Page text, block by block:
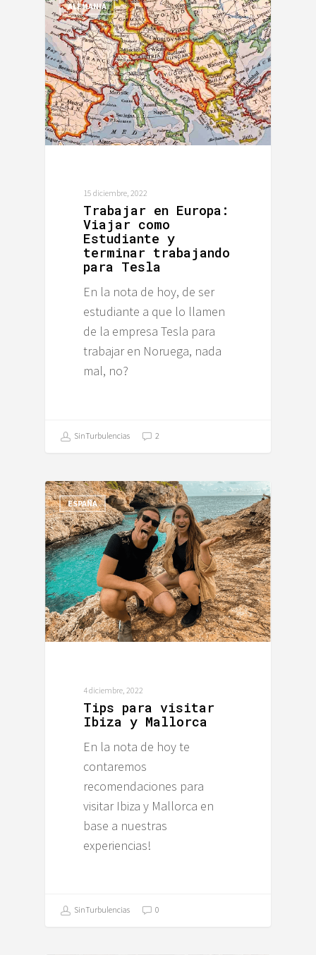
ALEMANIA
15 diciembre, 2022
Trabajar en Europa:
Viajar como
Estudiante y
terminar trabajando
para Tesla
En la nota de hoy, de ser
estudiante a que lo llamen
de la empresa Tesla para
trabajar en Noruega, nada
mal, no?
SinTurbulencias 2
ESPAÑA
4 diciembre, 2022
Tips para visitar
Ibiza y Mallorca
En la nota de hoy te
contaremos
recomendaciones para
visitar Ibiza y Mallorca en
base a nuestras
experiencias!
SinTurbulencias 0